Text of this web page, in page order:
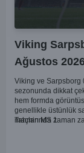
Viking
Ağustos
Viking ve Sarpsborg
sezonunda dikkat
hem formda
genellikle üstünlük
maçlarında zaman
yapıyor.
genellikle güçlü
Tahmin MS 1